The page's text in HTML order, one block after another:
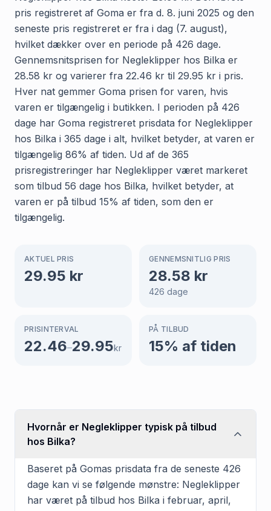
pris registreret af Goma er fra d. 8. juni 2025 og den
seneste pris registreret er fra i dag (7. august),
hvilket dækker over en periode på 426 dage.
Gennemsnitsprisen for Negleklipper hos Bilka er
28.58 kr og varierer fra 22.46 kr til 29.95 kr i pris.
Hver nat gemmer Goma prisen for varen, hvis
varen er tilgængelig i butikken. I perioden på 426
dage har Goma registreret prisdata for Negleklipper
hos Bilka i 365 dage i alt, hvilket betyder, at varen er
tilgængelig 86% af tiden. Ud af de 365
prisregistreringer har Negleklipper været markeret
som tilbud 56 dage hos Bilka, hvilket betyder, at
varen er på tilbud 15% af tiden, som den er
tilgængelig.
AKTUEL PRIS
29.95 kr
GENNEMSNITLIG PRIS
28.58 kr
426 dage
PRISINTERVAL
22.46–29.95kr
PÅ TILBUD
15% af tiden
Hvornår er Negleklipper typisk på tilbud
hos Bilka?
Baseret på Gomas prisdata fra de seneste 426
dage kan vi se følgende mønstre: Negleklipper
har været på tilbud hos Bilka i februar, april,